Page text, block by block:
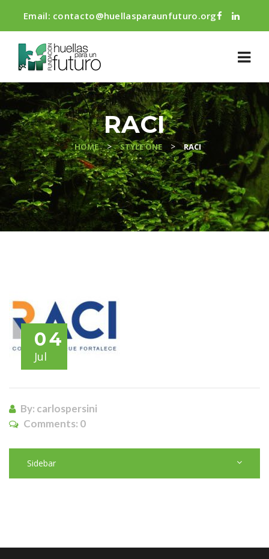
Email: contacto@huellasparaunfuturo.org
RACI
HOME > STYLE ONE > RACI
04
Jul
By: carlospersini
Comments: 0
Sidebar